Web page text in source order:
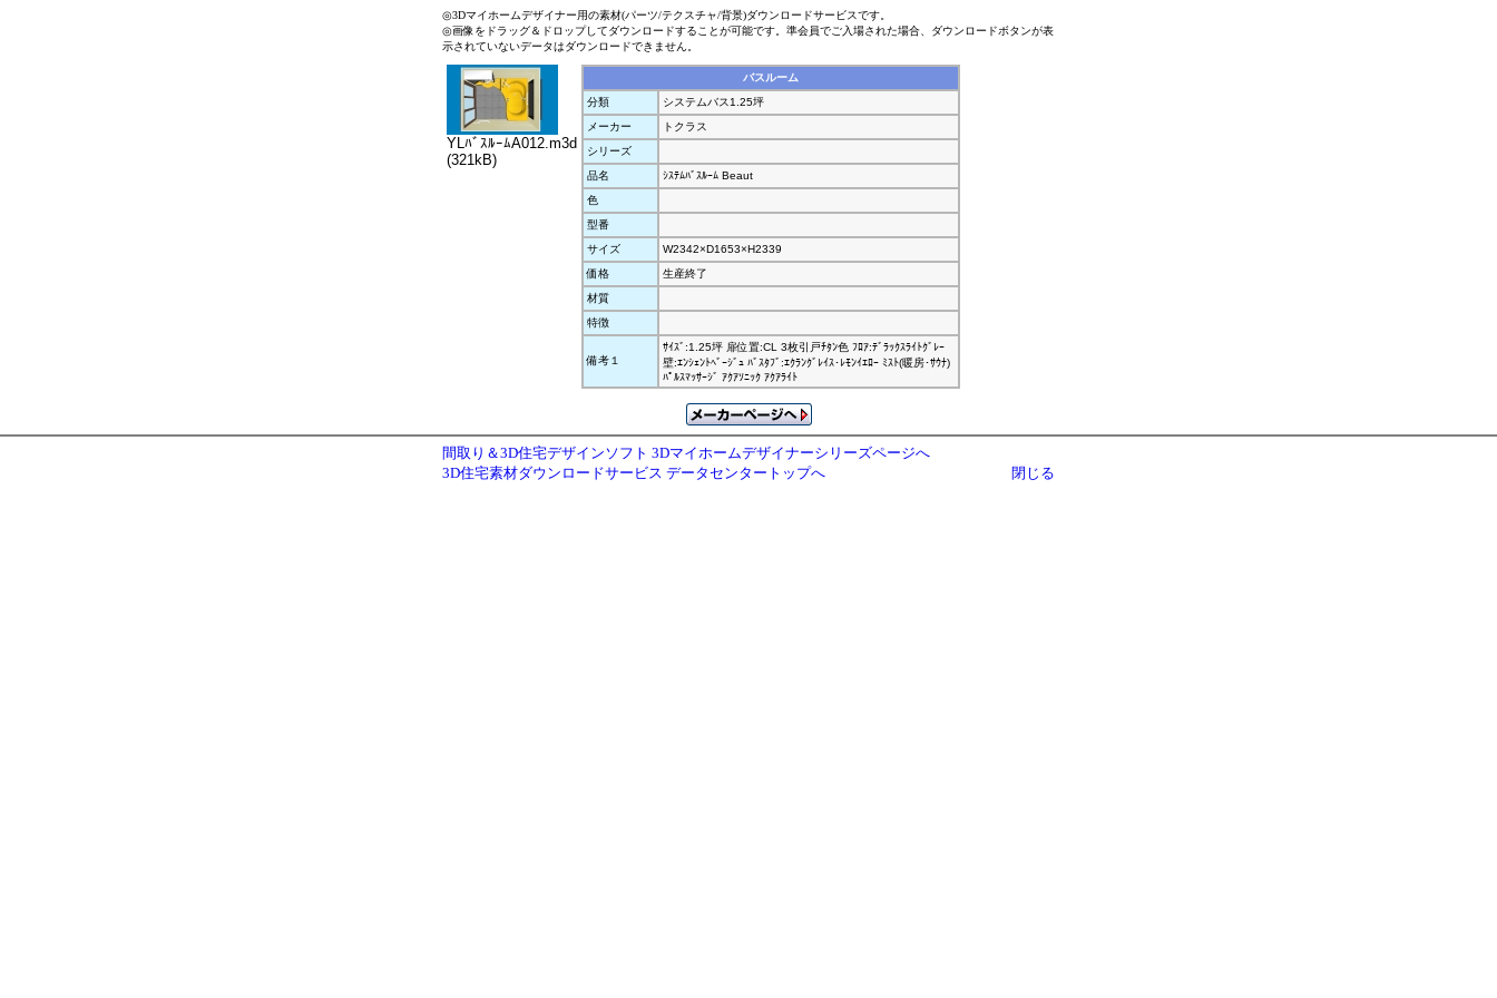
◎3Dマイホームデザイナー用の素材(パーツ/テクスチャ/背景)ダウンロードサービスです。
◎画像をドラッグ＆ドロップしてダウンロードすることが可能です。準会員でご入場された場合、ダウンロードボタンが表
示されていないデータはダウンロードできません。
YLﾊﾞｽﾙｰﾑA012.m3d
(321kB)
バスルーム
分類
システムバス1.25坪
メーカー
トクラス
シリーズ
品名
ｼｽﾃﾑﾊﾞｽﾙｰﾑ Beaut
色
型番
サイズ
W2342×D1653×H2339
価格
生産終了
材質
特徴
備考１
ｻｲｽﾞ:1.25坪 扉位置:CL 3枚引戸ﾁﾀﾝ色 ﾌﾛｱ:ﾃﾞﾗｯｸｽﾗｲﾄｸﾞﾚｰ
壁:ｴﾝｼｪﾝﾄﾍﾞｰｼﾞｭ ﾊﾞｽﾀﾌﾞ:ｴｸﾗﾝｸﾞﾚｲｽ･ﾚﾓﾝｲｴﾛｰ ﾐｽﾄ(暖房･ｻｳﾅ)
ﾊﾟﾙｽﾏｯｻｰｼﾞ ｱｸｱｿﾆｯｸ ｱｸｱﾗｲﾄ
間取り＆3D住宅デザインソフト 3Dマイホームデザイナーシリーズページへ
3D住宅素材ダウンロードサービス データセンタートップへ
閉じる